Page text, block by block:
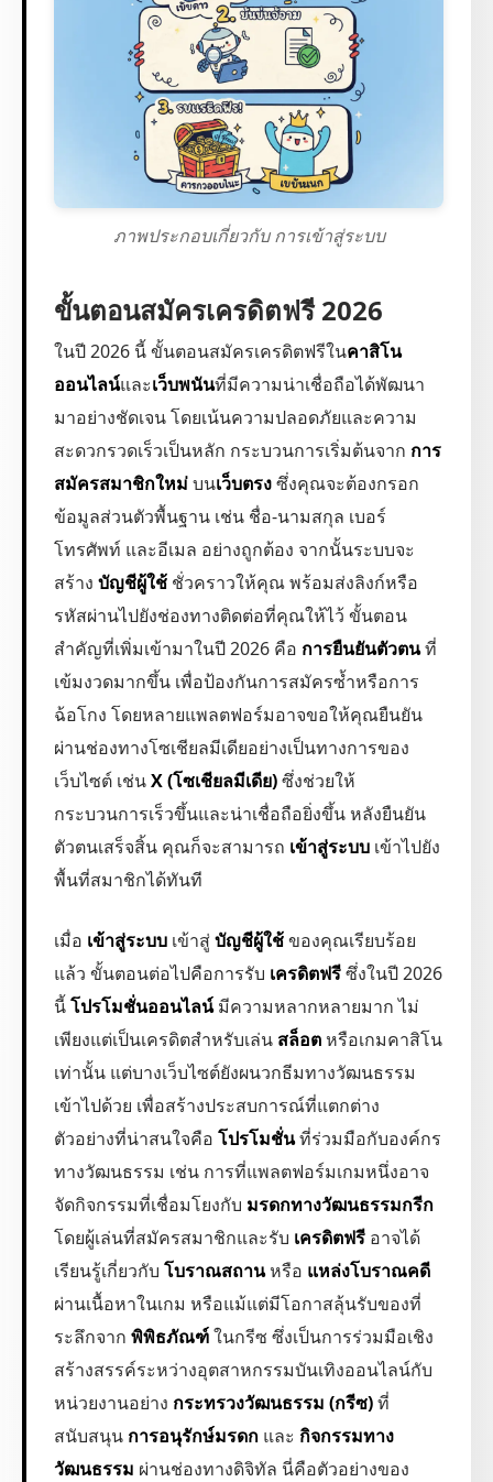
ภาพประกอบเกี่ยวกับ การเข้าสู่ระบบ
ขั้นตอนสมัครเครดิตฟรี 2026
ในปี 2026 นี้ ขั้นตอนสมัครเครดิตฟรีในคาสิโน
ออนไลน์และเว็บพนันที่มีความน่าเชื่อถือได้พัฒนา
มาอย่างชัดเจน โดยเน้นความปลอดภัยและความ
สะดวกรวดเร็วเป็นหลัก กระบวนการเริ่มต้นจาก การ
สมัครสมาชิกใหม่บนเว็บตรงซึ่งคุณจะต้องกรอก
ข้อมูลส่วนตัวพื้นฐาน เช่น ชื่อ-นามสกุล เบอร์
โทรศัพท์ และอีเมล อย่างถูกต้อง จากนั้นระบบจะ
สร้าง บัญชีผู้ใช้ ชั่วคราวให้คุณ พร้อมส่งลิงก์หรือ
รหัสผ่านไปยังช่องทางติดต่อที่คุณให้ไว้ ขั้นตอน
สำคัญที่เพิ่มเข้ามาในปี 2026 คือ การยืนยันตัวตนที่
เข้มงวดมากขึ้น เพื่อป้องกันการสมัครซ้ำหรือการ
ฉ้อโกง โดยหลายแพลตฟอร์มอาจขอให้คุณยืนยัน
ผ่านช่องทางโซเชียลมีเดียอย่างเป็นทางการของ
เว็บไซต์ เช่นX (โซเชียลมีเดีย)ซึ่งช่วยให้
กระบวนการเร็วขึ้นและน่าเชื่อถือยิ่งขึ้น หลังยืนยัน
ตัวตนเสร็จสิ้น คุณก็จะสามารถ เข้าสู่ระบบ เข้าไปยัง
พื้นที่สมาชิกได้ทันที
เมื่อ เข้าสู่ระบบ เข้าสู่บัญชีผู้ใช้ของคุณเรียบร้อย
แล้ว ขั้นตอนต่อไปคือการรับ เครดิตฟรีซึ่งในปี 2026
นี้โปรโมชั่นออนไลน์มีความหลากหลายมาก ไม่
เพียงแต่เป็นเครดิตสำหรับเล่น สล็อตหรือเกมคาสิโน
เท่านั้น แต่บางเว็บไซต์ยังผนวกธีมทางวัฒนธรรม
เข้าไปด้วย เพื่อสร้างประสบการณ์ที่แตกต่าง
ตัวอย่างที่น่าสนใจคือ โปรโมชั่นที่ร่วมมือกับองค์กร
ทางวัฒนธรรม เช่น การที่แพลตฟอร์มเกมหนึ่งอาจ
จัดกิจกรรมที่เชื่อมโยงกับ มรดกทางวัฒนธรรมกรีก
โดยผู้เล่นที่สมัครสมาชิกและรับ เครดิตฟรี อาจได้
เรียนรู้เกี่ยวกับ โบราณสถานหรือ แหล่งโบราณคดี
ผ่านเนื้อหาในเกม หรือแม้แต่มีโอกาสลุ้นรับของที่
ระลึกจาก พิพิธภัณฑ์ในกรีซ ซึ่งเป็นการร่วมมือเชิง
สร้างสรรค์ระหว่างอุตสาหกรรมบันเทิงออนไลน์กับ
หน่วยงานอย่าง กระทรวงวัฒนธรรม (กรีซ)ที่
สนับสนุน การอนุรักษ์มรดก และ กิจกรรมทาง
วัฒนธรรม ผ่านช่องทางดิจิทัล นี่คือตัวอย่างของ